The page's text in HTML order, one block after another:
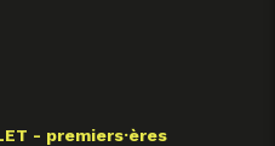
- premiers·ères